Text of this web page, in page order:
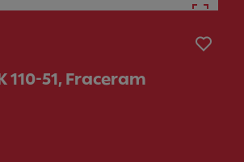
110-51, Fraceram